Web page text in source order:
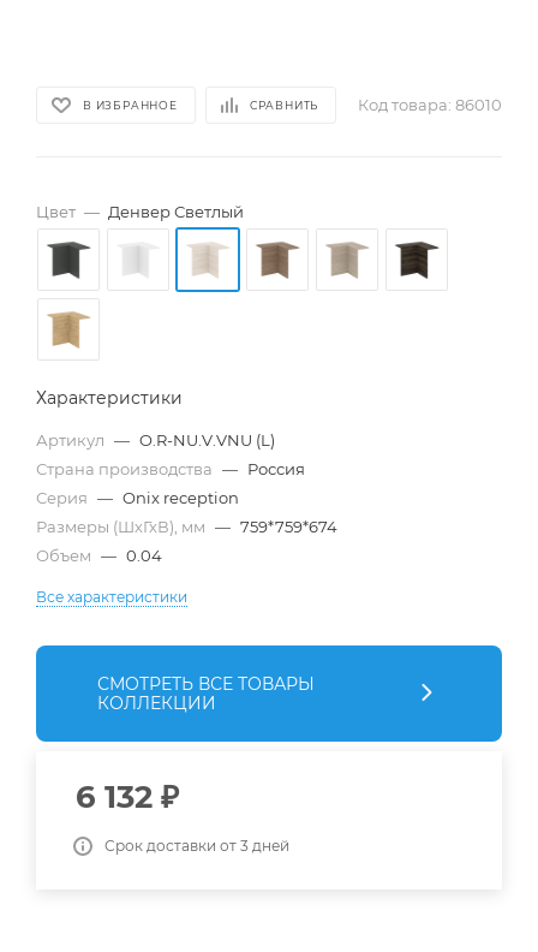
В ИЗБРАННОЕ СРАВНИТЬ Код товара: 86010
Цвет — Денвер Светлый
Характеристики
Артикул — O.R-NU.V.VNU (L)
Страна производства — Россия
Серия — Onix reception
Размеры (ШхГхВ), мм — 759*759*674
Объем — 0.04
Все характеристики
СМОТРЕТЬ ВСЕ ТОВАРЫ
КОЛЛЕКЦИИ
6 132 ₽
Срок доставки от 3 дней